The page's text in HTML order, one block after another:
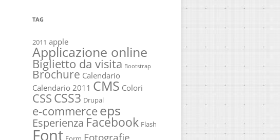
TAG
2011 apple
Applicazione online
Biglietto da visita Bootstrap
Brochure Calendario
Calendario 2011 CMS Colori
CSSCSS3 Drupal
e-commerceeps
Esperienza Facebook Flash
Font Fotografie